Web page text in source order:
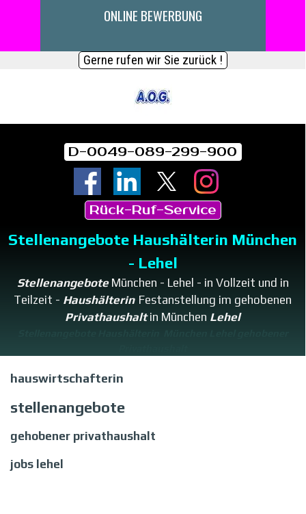
ONLINE BEWERBUNG
Gerne rufen wir Sie zurück !
D-0049-089-299-900
Rück-Ruf-Service
Stellenangebote Haushälterin München
- Lehel
Stellenangebote München - Lehel - in Vollzeit und in
Teilzeit - Haushälterin Festanstellung im gehobenen
Privathaushalt in München Lehel
hauswirtschafterin
stellenangebote
gehobener privathaushalt
jobs lehel